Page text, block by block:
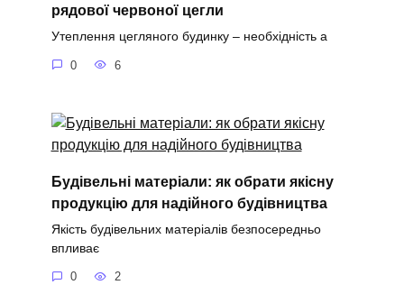
рядової червоної цегли
Утеплення цегляного будинку – необхідність а
0 6
Будівельні матеріали: як обрати якісну
продукцію для надійного будівництва
Якість будівельних матеріалів безпосередньо
впливає
0 2